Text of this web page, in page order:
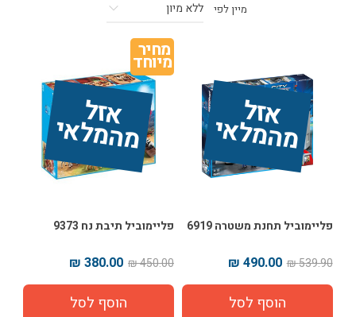
מיין לפי
אז
ל
מ
ה
מ
ל
אי
פליימוביל תחנת משטרה 6919
539.90 ₪
490.00 ₪
מחיר
מיוחד
אז
ל
מ
ה
מ
ל
אי
פליימוביל תיבת נח 9373
450.00 ₪
380.00 ₪